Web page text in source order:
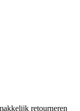
retourneren